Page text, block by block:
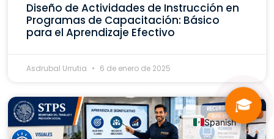
Diseño de Actividades de Instrucción en
Programas de Capacitación: Básico
para el Aprendizaje Efectivo
Asdrubal Urrutia 6 de enero de 2025
🎓
Spanish